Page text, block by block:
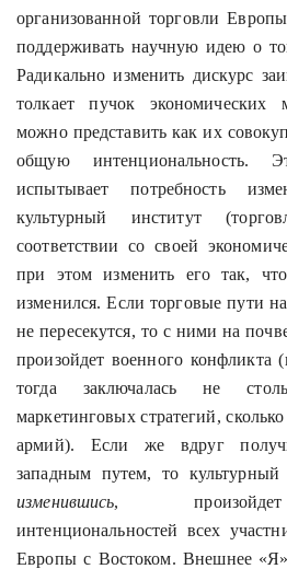
организованной торговли
поддерживать научную идею о
Радикально изменить дискурс
толкает пучок
можно представить как их
общую интенциональность.
испытывает потребность
культурный институт
соответствии со своей
при этом изменить его так,
изменился. Если торговые пути
не пересекутся, то с ними на
произойдет военного конфликта
тогда заключалась не
маркетинговых стратегий,
армий). Если же вдруг
западным путем, то культурный
изменившись, произойдет
интенциональностей всех
Европы с Востоком. Внешнее «Я»